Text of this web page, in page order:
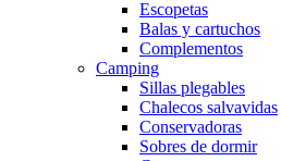
Escopetas
Balas y cartuchos
Complementos
Camping
Sillas plegables
Chalecos salvavidas
Conservadoras
Sobres de dormir